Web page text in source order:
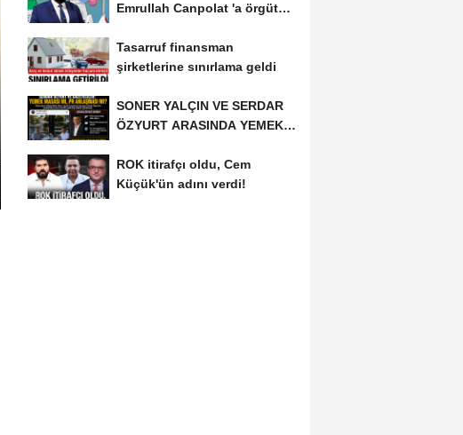
Emrullah Canpolat 'a örgüt
Tasarruf finansman
şirketlerine sınırlama geldi
SONER YALÇIN VE SERDAR
ÖZYURT ARASINDA YEMEK
ROK itirafçı oldu, Cem
Küçük'ün adını verdi!